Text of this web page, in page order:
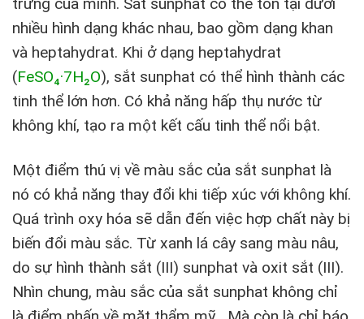
nhiều hình dạng khác nhau, bao gồm dạng khan
và heptahydrat. Khi ở dạng heptahydrat
(FeSO₄·7H₂O), sắt sunphat có thể hình thành các
tinh thể lớn hơn. Có khả năng hấp thụ nước từ
không khí, tạo ra một kết cấu tinh thể nổi bật.
Một điểm thú vị về màu sắc của sắt sunphat là
nó có khả năng thay đổi khi tiếp xúc với không khí.
Quá trình oxy hóa sẽ dẫn đến việc hợp chất này bị
biến đổi màu sắc. Từ xanh lá cây sang màu nâu,
do sự hình thành sắt (III) sunphat và oxit sắt (III).
Nhìn chung, màu sắc của sắt sunphat không chỉ